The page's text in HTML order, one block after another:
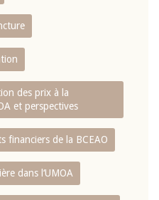
des prix à la
et perspectives
financiers de la BCEAO
dans l‘UMOA